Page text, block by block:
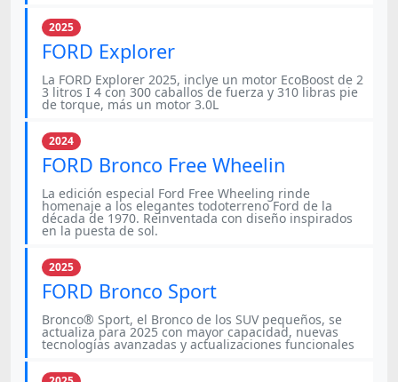
2025
FORD Explorer
La FORD Explorer 2025, inclye un motor EcoBoost de 2
3 litros I 4 con 300 caballos de fuerza y 310 libras pie
de torque, más un motor 3.0L
2024
FORD Bronco Free Wheelin
La edición especial Ford Free Wheeling rinde
homenaje a los elegantes todoterreno Ford de la
década de 1970. Reinventada con diseño inspirados
en la puesta de sol.
2025
FORD Bronco Sport
Bronco® Sport, el Bronco de los SUV pequeños, se
actualiza para 2025 con mayor capacidad, nuevas
tecnologías avanzadas y actualizaciones funcionales